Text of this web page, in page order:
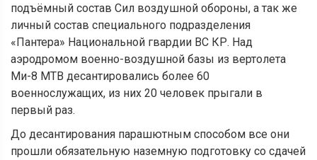
подъёмный состав Сил воздушной обороны, а так же
личный состав специального подразделения
«Пантера» Национальной гвардии ВС КР. Над
аэродромом военно-воздушной базы из вертолета
Ми-8 МТВ десантировались более 60
военнослужащих, из них 20 человек прыгали в
первый раз.
До десантирования парашютным способом все они
прошли обязательную наземную подготовку со сдачей